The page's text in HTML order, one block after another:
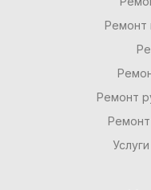
Ремонт
Ремонт